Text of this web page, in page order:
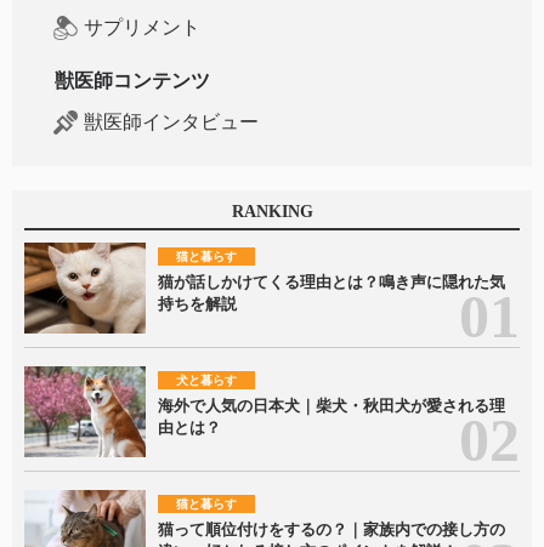
サプリメント
獣医師コンテンツ
獣医師インタビュー
RANKING
猫と暮らす
猫が話しかけてくる理由とは？鳴き声に隠れた気
持ちを解説
犬と暮らす
海外で人気の日本犬｜柴犬・秋田犬が愛される理
由とは？
猫と暮らす
猫って順位付けをするの？｜家族内での接し方の